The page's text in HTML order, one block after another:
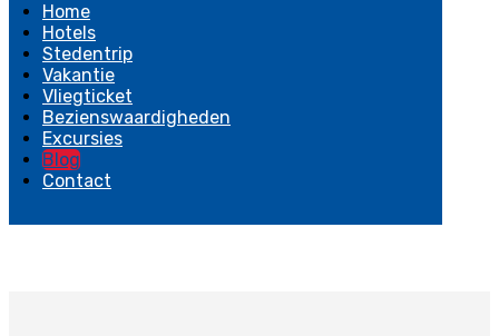
Home
Hotels
Stedentrip
Vakantie
Vliegticket
Bezienswaardigheden
Excursies
Blog
Contact